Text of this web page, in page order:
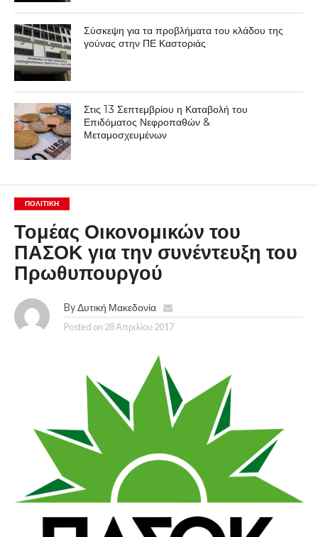
Σύσκεψη για τα προβλήματα του κλάδου της
γούνας στην ΠΕ Καστοριάς
Στις 13 Σεπτεμβρίου η Καταβολή του
Επιδόματος Νεφροπαθών &
Μεταμοσχευμένων
ΠΟΛΙΤΙΚΉ
Τομέας Οικονομικών του
ΠΑΣΟΚ για την συνέντευξη του
Πρωθυπουργού
By Δυτική Μακεδονία
Posted on 28 Απριλίου 2017